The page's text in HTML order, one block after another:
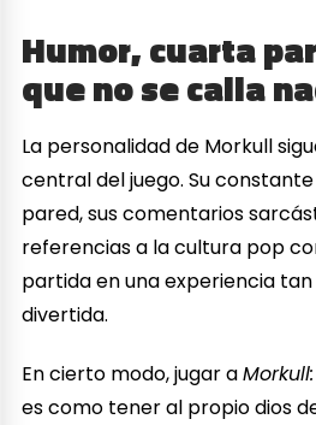
Humor, cuarta
que no se calla
La personalidad de Morkull
central del juego. Su
pared, sus comentarios
referencias a la cultura pop
partida en una experiencia
divertida.
En cierto modo, jugar a
es como tener al propio dios